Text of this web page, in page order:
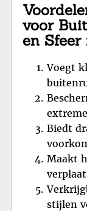
voor
en
Voegt
Biedt
Maakt
stijlen